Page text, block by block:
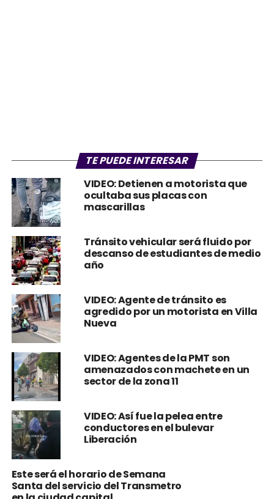
TE PUEDE INTERESAR
VIDEO: Detienen a motorista que
ocultaba sus placas con
mascarillas
Tránsito vehicular será fluido por
descanso de estudiantes de medio
año
VIDEO: Agente de tránsito es
agredido por un motorista en Villa
Nueva
VIDEO: Agentes de la PMT son
amenazados con machete en un
sector de la zona 11
VIDEO: Así fue la pelea entre
conductores en el bulevar
Liberación
Este será el horario de Semana
Santa del servicio del Transmetro